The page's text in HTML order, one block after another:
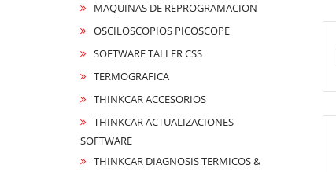
MAQUINAS DE REPROGRAMACION
OSCILOSCOPIOS PICOSCOPE
SOFTWARE TALLER CSS
TERMOGRAFICA
THINKCAR ACCESORIOS
THINKCAR ACTUALIZACIONES
SOFTWARE
THINKCAR DIAGNOSIS TERMICOS &